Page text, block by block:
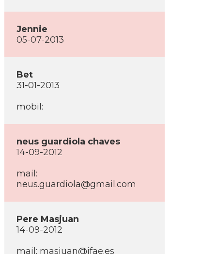
Jennie
05-07-2013
Bet
31-01-2013
mobil:
neus guardiola chaves
14-09-2012
mail:
neus.guardiola@gmail.com
Pere Masjuan
14-09-2012
mail: masjuan@ifae.es